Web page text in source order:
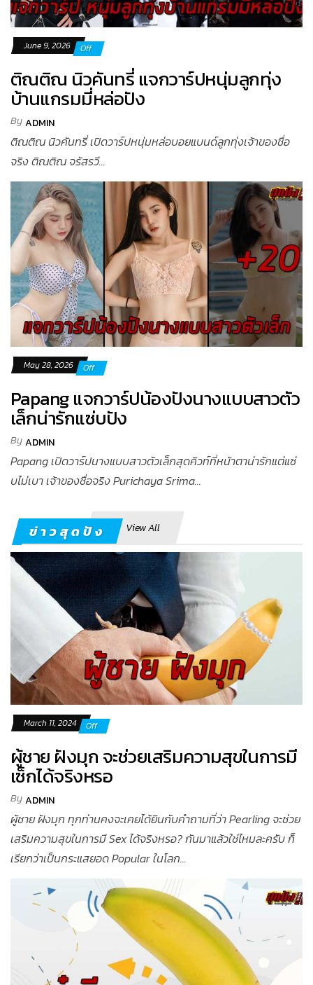
June 9, 2026 Off
ติณติณ นิวคันทรี่ แจกวาร์ปหนุ่มลูกทุ่ง
บ้านแกรมมี่หล่อปัง
ByADMIN
ติณติณ นิวคันทรี่ เปิดวาร์ปหนุ่มหล่อบอยแบนด์ลูกทุ่งเจ้าของชื่อ
จริง ติณติณ จรัสรวี...
May 28, 2026 Off
Papang แจกวาร์ปน้องปังนางแบบสาวตัว
เล็กน่ารักแซ่บปัง
ByADMIN
Papang เปิดวาร์ปนางแบบสาวตัวเล็กสุดคิวท์ที่หน้าตาน่ารักแต่แซ่
บไม่เบา เจ้าของชื่อจริง Purichaya Srima...
ข่าวสุดปัง View All
March 11, 2024 Off
ผู้ชาย ฝังมุก จะช่วยเสริมความสุขในการมี
เซ็กได้จริงหรอ
ByADMIN
ผู้ชาย ฝังมุก ทุกท่านคงจะเคยได้ยินกับคำถามที่ว่า Pearling จะช่วย
เสริมความสุขในการมี Sex ได้จริงหรอ? กันมาแล้วใช่ไหมละครับ ก็
เรียกว่าเป็นกระแสยอด Popular ในโลก...